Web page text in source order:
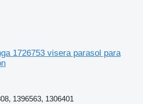
1726753 visera parasol para
1396563, 1306401